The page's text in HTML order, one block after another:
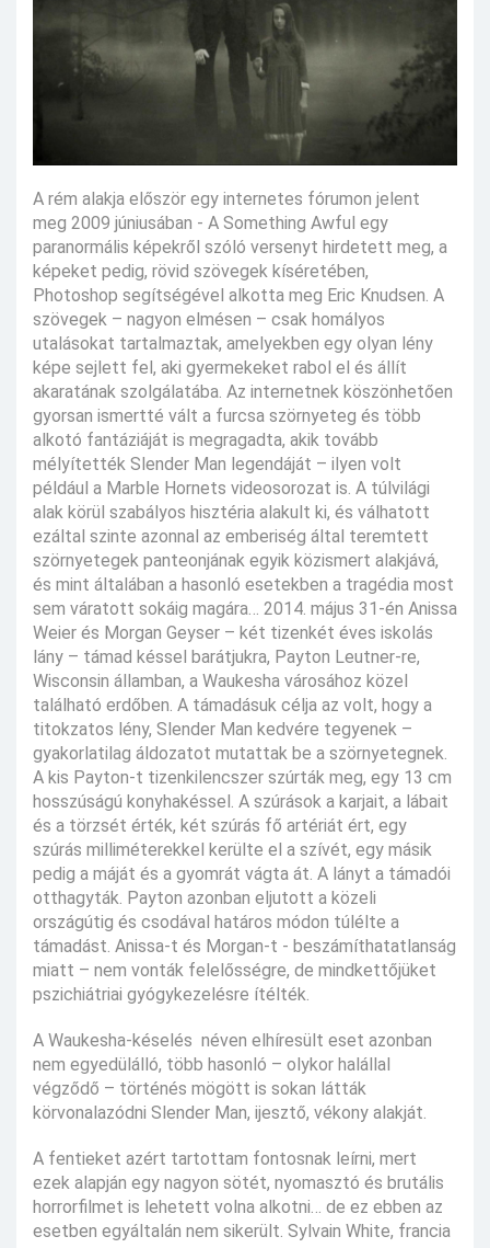
A rém alakja először egy internetes fórumon jelent
meg 2009 júniusában - A Something Awful egy
paranormális képekről szóló versenyt hirdetett meg, a
képeket pedig, rövid szövegek kíséretében,
Photoshop segítségével alkotta meg Eric Knudsen. A
szövegek – nagyon elmésen – csak homályos
utalásokat tartalmaztak, amelyekben egy olyan lény
képe sejlett fel, aki gyermekeket rabol el és állít
akaratának szolgálatába. Az internetnek köszönhetően
gyorsan ismertté vált a furcsa szörnyeteg és több
alkotó fantáziáját is megragadta, akik tovább
mélyítették Slender Man legendáját – ilyen volt
például a Marble Hornets videosorozat is. A túlvilági
alak körül szabályos hisztéria alakult ki, és válhatott
ezáltal szinte azonnal az emberiség által teremtett
szörnyetegek panteonjának egyik közismert alakjává,
és mint általában a hasonló esetekben a tragédia most
sem váratott sokáig magára… 2014. május 31-én Anissa
Weier és Morgan Geyser – két tizenkét éves iskolás
lány – támad késsel barátjukra, Payton Leutner-re,
Wisconsin államban, a Waukesha városához közel
található erdőben. A támadásuk célja az volt, hogy a
titokzatos lény, Slender Man kedvére tegyenek –
gyakorlatilag áldozatot mutattak be a szörnyetegnek.
A kis Payton-t tizenkilencszer szúrták meg, egy 13 cm
hosszúságú konyhakéssel. A szúrások a karjait, a lábait
és a törzsét érték, két szúrás fő artériát ért, egy
szúrás milliméterekkel kerülte el a szívét, egy másik
pedig a máját és a gyomrát vágta át. A lányt a támadói
otthagyták. Payton azonban eljutott a közeli
országútig és csodával határos módon túlélte a
támadást. Anissa-t és Morgan-t - beszámíthatatlanság
miatt – nem vonták felelősségre, de mindkettőjüket
pszichiátriai gyógykezelésre ítélték.
A Waukesha-késelés néven elhíresült eset azonban
nem egyedülálló, több hasonló – olykor halállal
végződő – történés mögött is sokan látták
körvonalazódni Slender Man, ijesztő, vékony alakját.
A fentieket azért tartottam fontosnak leírni, mert
ezek alapján egy nagyon sötét, nyomasztó és brutális
horrorfilmet is lehetett volna alkotni… de ez ebben az
esetben egyáltalán nem sikerült. Sylvain White, francia